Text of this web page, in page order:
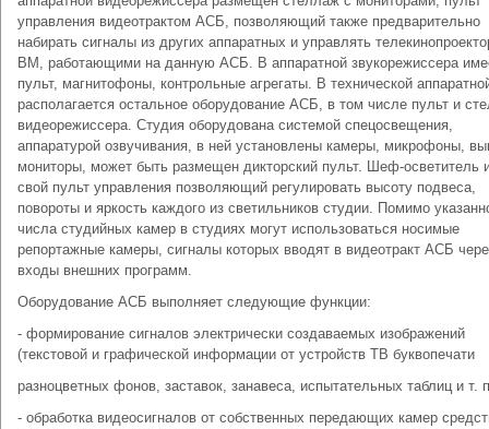
управления видеотрактом АСБ, позволяющий также предварительно
набирать сигналы из других аппаратных и управлять
ВМ, работающими на данную АСБ. В аппаратной звукорежиссера
пульт, магнитофоны, контрольные агрегаты. В технической
располагается остальное оборудование АСБ, в том числе пульт и
видеорежиссера. Студия оборудована системой спецосвещения,
аппаратурой озвучивания, в ней установлены камеры, микрофоны,
мониторы, может быть размещен дикторский пульт. Шеф-осветитель
свой пульт управления позволяющий регулировать высоту подвеса,
повороты и яркость каждого из светильников студии. Помимо
числа студийных камер в студиях могут использоваться носимые
репортажные камеры, сигналы которых вводят в видеотракт АСБ
входы внешних программ.
Оборудование АСБ выполняет следующие функции:
- формирование сигналов электрически создаваемых изображений
(текстовой и графической информации от устройств ТВ буквопечати
разноцветных фонов, заставок, занавеса, испытательных таблиц и т.
- обработка видеосигналов от собственных передающих камер